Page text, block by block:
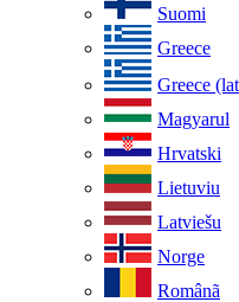
Suomi
Greece
Greece
Magyarul
Hrvatski
Lietuviu
Latviešu
Norge
Românã